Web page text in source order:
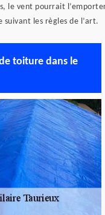
le vent pourrait
suivant les règles de l’art.
toiture dans le